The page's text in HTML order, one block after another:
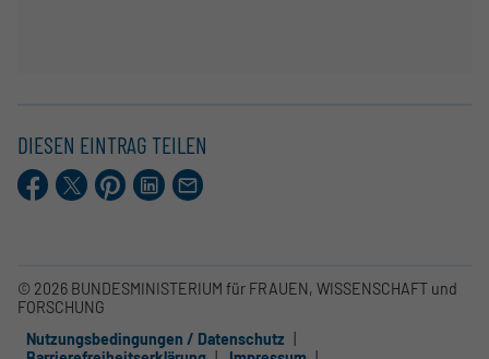
DIESEN EINTRAG TEILEN
Facebook
X.comPinterestLinkedIn
E-
Mail
© 2026 BUNDESMINISTERIUM für FRAUEN, WISSENSCHAFT und
FORSCHUNG
Nutzungsbedingungen / Datenschutz